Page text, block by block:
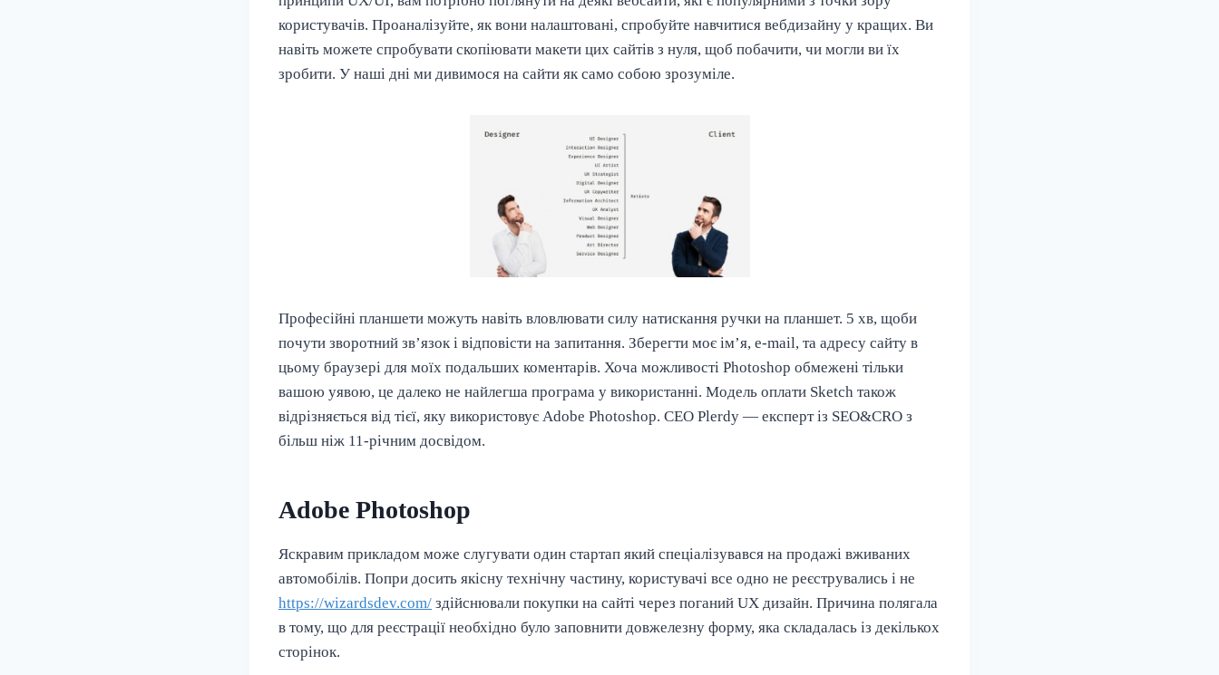
користувачів. Проаналізуйте, як вони налаштовані, спробуйте навчитися вебдизайну у кращих. Ви
навіть можете спробувати скопіювати макети цих сайтів з нуля, щоб побачити, чи могли ви їх
зробити. У наші дні ми дивимося на сайти як само собою зрозуміле.
Професійні планшети можуть навіть вловлювати силу натискання ручки на планшет. 5 хв, щоби
почути зворотний зв’язок і відповісти на запитання. Зберегти моє ім’я, e-mail, та адресу сайту в
цьому браузері для моїх подальших коментарів. Хоча можливості Photoshop обмежені тільки
вашою уявою, це далеко не найлегша програма у використанні. Модель оплати Sketch також
відрізняється від тієї, яку використовує Adobe Photoshop. CEO Plerdy — експерт із SEO&CRO з
більш ніж 11-річним досвідом.
Adobe Photoshop
Яскравим прикладом може слугувати один стартап який спеціалізувався на продажі вживаних
автомобілів. Попри досить якісну технічну частину, користувачі все одно не реєструвались і не
https://wizardsdev.com/ здійснювали покупки на сайті через поганий UX дизайн. Причина полягала
в тому, що для реєстрації необхідно було заповнити довжелезну форму, яка складалась із декількох
сторінок.